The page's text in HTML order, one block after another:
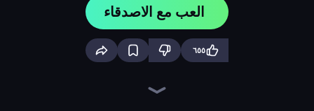
العب مع الاصدقاء
٦٥٥